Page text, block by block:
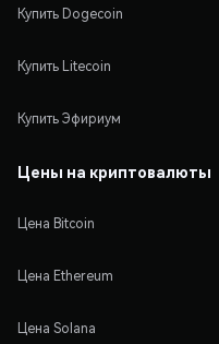
Купить Dogecoin
Купить Litecoin
Купить Эфириум
Цены на криптовалюты
Цена Bitcoin
Цена Ethereum
Цена Solana